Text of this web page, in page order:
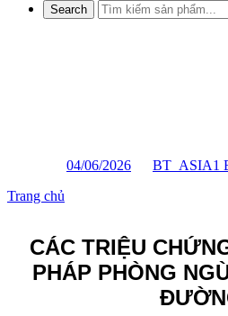
04/06/2026
BT_ASIA1
Trang chủ
CÁC TRIỆU
PHÁP PHÒNG